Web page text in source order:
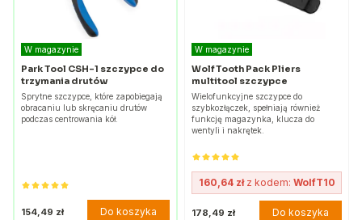
W magazynie
Park Tool CSH-1 szczypce do
trzymania drutów
Sprytne szczypce, które zapobiegają
obracaniu lub skręcaniu drutów
podczas centrowania kół.
154,49 zł Do koszyka
W magazynie
Wolf Tooth Pack Pliers
multitool szczypce
Wielofunkcyjne szczypce do
szybkozłączek, spełniają również
funkcję magazynka, klucza do
wentyli i nakrętek.
160,64 złz kodem: WolfT10
178,49 zł Do koszyka